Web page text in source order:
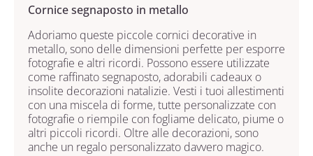
Cornice segnaposto in metallo
Adoriamo queste piccole cornici decorative in
metallo, sono delle dimensioni perfette per esporre
fotografie e altri ricordi. Possono essere utilizzate
come raffinato segnaposto, adorabili cadeaux o
insolite decorazioni natalizie. Vesti i tuoi allestimenti
con una miscela di forme, tutte personalizzate con
fotografie o riempile con fogliame delicato, piume o
altri piccoli ricordi. Oltre alle decorazioni, sono
anche un regalo personalizzato davvero magico.